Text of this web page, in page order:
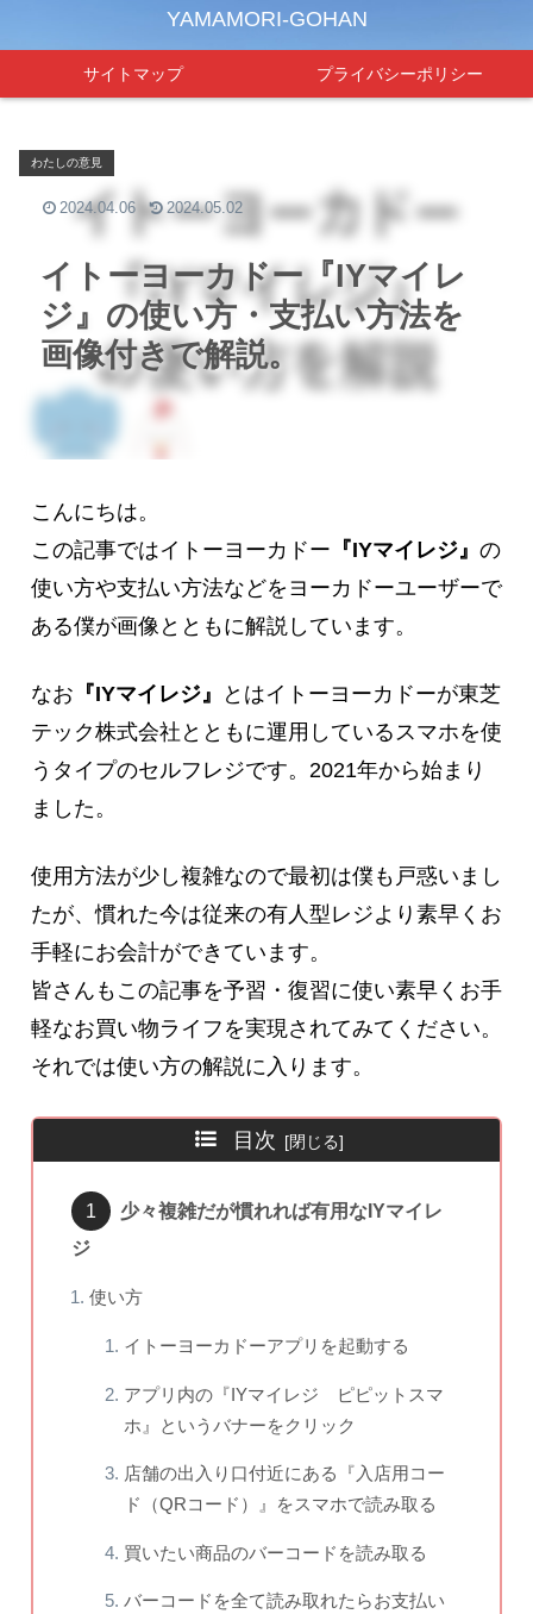
YAMAMORI-GOHAN
サイトマップ プライバシーポリシー
イトーヨーカドー『IYマイレ
ジ』の使い方・支払い方法を
画像付きで解説。
わたしの意見
2024.04.06 2024.05.02
こんにちは。
この記事ではイトーヨーカドー 『IYマイレジ』 の
使い方や支払い方法などをヨーカドーユーザーで
ある僕が画像とともに解説しています。
なお 『IYマイレジ』
とはイトーヨーカドーが東芝
テック株式会社とともに運用しているスマホを使
うタイプのセルフレジです。2021年から始まり
ました。
使用方法が少し複雑なので最初は僕も戸惑いまし
たが、慣れた今は従来の有人型レジより素早くお
手軽にお会計ができています。
皆さんもこの記事を予習・復習に使い素早くお手
軽なお買い物ライフを実現されてみてください。
それでは使い方の解説に入ります。
目次
少々複雑だが慣れれば有用なIYマイレ
ジ
使い方
イトーヨーカドーアプリを起動する
アプリ内の『IYマイレジ ピピットスマ
ホ』というバナーをクリック
店舗の出入り口付近にある『入店用コー
ド（QRコード）』をスマホで読み取る
買いたい商品のバーコードを読み取る
バーコードを全て読み取れたらお支払い